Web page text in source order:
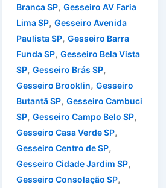
Branca SP, Gesseiro AV Faria
Lima SP, Gesseiro Avenida
Paulista SP, Gesseiro Barra
Funda SP, Gesseiro Bela Vista
SP, Gesseiro Brás SP,
Gesseiro Brooklin, Gesseiro
Butantã SP, Gesseiro Cambuci
SP, Gesseiro Campo Belo SP,
Gesseiro Casa Verde SP,
Gesseiro Centro de SP,
Gesseiro Cidade Jardim SP,
Gesseiro Consolação SP,